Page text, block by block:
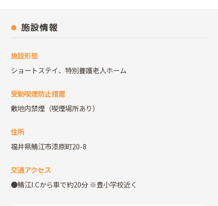
施設情報
施設形態
ショートステイ、特別養護老人ホーム
受動喫煙防止措置
敷地内禁煙（喫煙場所あり）
住所
福井県鯖江市漆原町20-8
交通アクセス
●鯖江I.Cから車で約20分 ※豊小学校近く